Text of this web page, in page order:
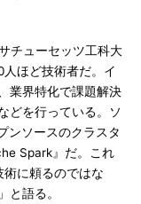
チューセッツ工科大
ほど技術者だ。イ
業界特化で課題解決
どを行っている。ソ
ンソースのクラスタ
Spark』だ。これ
術に頼るのではな
と語る。